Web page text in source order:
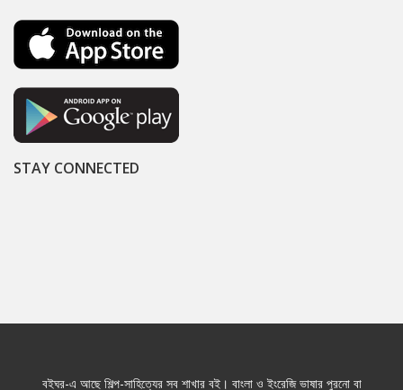
STAY CONNECTED
বইঘর-এ আছে শিল্প-সাহিত্যের সব শাখার বই। বাংলা ও ইংরেজি ভাষার পুরনো বা